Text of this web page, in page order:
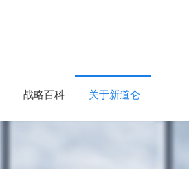
战略百科 关于新道仑